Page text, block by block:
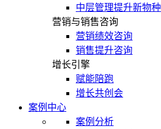
中层管理提升新物种
营销与销售咨询
营销绩效咨询
销售提升咨询
增长引擎
赋能陪跑
增长共创会
案例中心
案例分析